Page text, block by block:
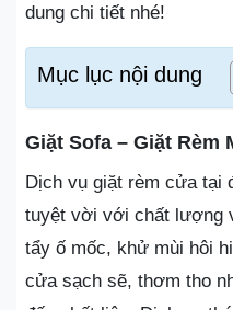
dung chi tiết nhé!
Mục lục nội dung
Giặt Sofa – Giặt Rèm
Dịch vụ giặt rèm cửa tại
tuyệt vời với chất lượng
tẩy ố mốc, khử mùi hôi
cửa sạch sẽ, thơm tho